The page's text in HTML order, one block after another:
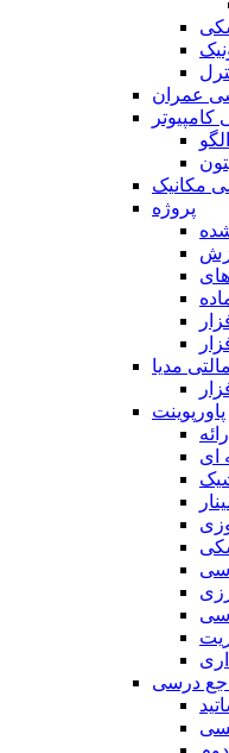
عمران
مکانیک
پروژه
مدیا
پاورپوینت
ای
درسی